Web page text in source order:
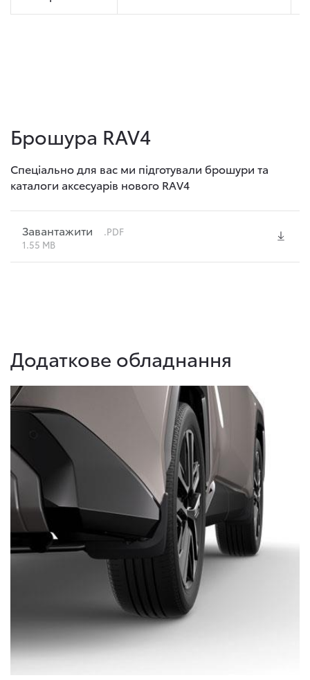
Брошура RAV4
Спеціально для вас ми підготували брошури та
каталоги аксесуарів нового RAV4
Завантажити
.PDF
1.55 MB
Додаткове обладнання